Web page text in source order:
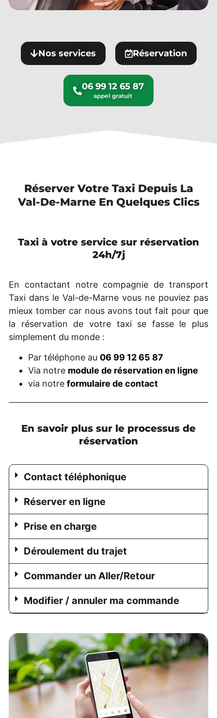
Nos services Réservation
06 99 12 65 87
Réserver Votre Taxi Depuis La
Val-De-Marne En Quelques Clics
Taxi à votre service sur réservation
24h/7j
En contactant notre compagnie de transport
Taxi dans le Val-de-Marne vous ne pouviez pas
mieux tomber car nous avons tout fait pour que
la réservation de votre taxi se fasse le plus
simplement du monde :
Par téléphone au 06 99 12 65 87
Via notre module de réservation en ligne
via notre formulaire de contact
En savoir plus sur le processus de
réservation
Contact téléphonique
Réserver en ligne
Prise en charge
Déroulement du trajet
Commander un Aller/Retour
Modifier / annuler ma commande